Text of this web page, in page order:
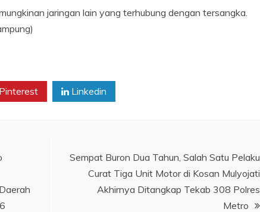
jaringan lain yang terhubung dengan tersangka.
Pinterest Linkedin
Sempat Buron Dua Tahun, Salah Satu Pelaku
Curat Tiga Unit Motor di Kosan Mulyojati
Akhirnya Ditangkap Tekab 308 Polres
Metro